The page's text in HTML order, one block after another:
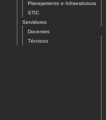
Planejamento e Infraestrutura
STIC
Servidores
Docentes
Técnicos